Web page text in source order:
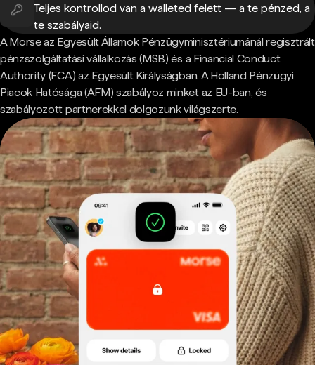
Teljes kontrollod van a walleted felett — a te pénzed, a
te szabályaid.
A Morse az Egyesült Államok Pénzügyminisztériumánál regisztrált
pénzszolgáltatási vállalkozás (MSB) és a Financial Conduct
Authority (FCA) az Egyesült Királyságban. A Holland Pénzügyi
Piacok Hatósága (AFM) szabályoz minket az EU-ban, és
szabályozott partnerekkel dolgozunk világszerte.